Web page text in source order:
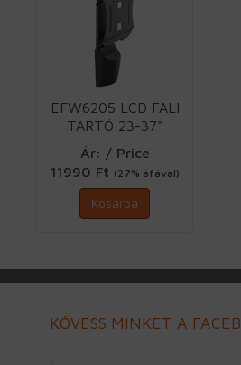
EFW6205 LCD FALI
TARTÓ 23-37"
Vogels
Ár: / Price
11990 Ft (27% áfával)
Kosárba
KÖVESS MINKET A